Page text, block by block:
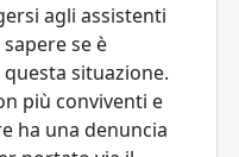
agli assistenti
se è
situazione.
più conviventi e
ha una denuncia